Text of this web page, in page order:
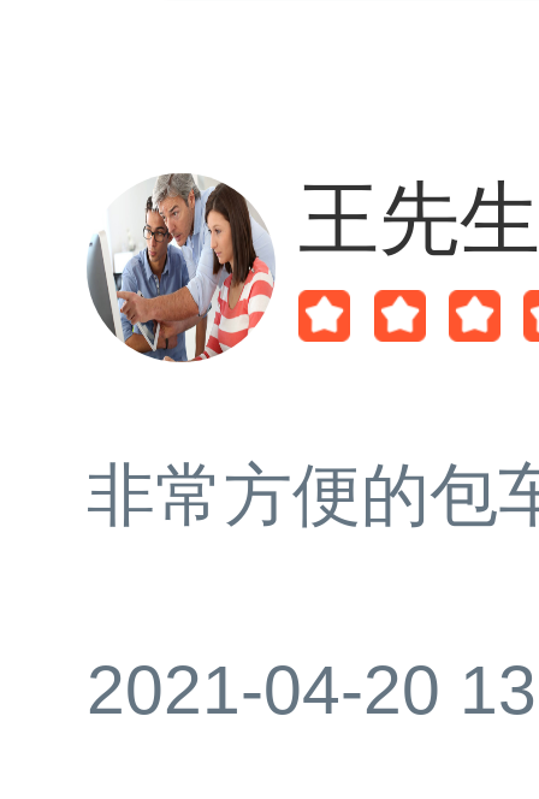
王先
非常方便的包
2021-04-20